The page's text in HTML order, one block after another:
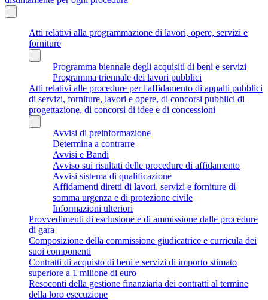
Atti relativi alla programmazione di lavori, opere, servizi e
forniture
Programma biennale degli acquisiti di beni e servizi
Programma triennale dei lavori pubblici
Atti relativi alle procedure per l'affidamento di appalti pubblici
di servizi, forniture, lavori e opere, di concorsi pubblici di
progettazione, di concorsi di idee e di concessioni
Avvisi di preinformazione
Determina a contrarre
Avvisi e Bandi
Avviso sui risultati delle procedure di affidamento
Avvisi sistema di qualificazione
Affidamenti diretti di lavori, servizi e forniture di
somma urgenza e di protezione civile
Informazioni ulteriori
Provvedimenti di esclusione e di ammissione dalle procedure
di gara
Composizione della commissione giudicatrice e curricula dei
suoi componenti
Contratti di acquisto di beni e servizi di importo stimato
superiore a 1 milione di euro
Resoconti della gestione finanziaria dei contratti al termine
della loro esecuzione